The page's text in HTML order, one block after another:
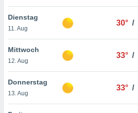
Inhalte
finden
. Sie
jederzeit
Sie
Dienstag
11. Aug
30° /
Mittwoch
12. Aug
33° /
Donnerstag
13. Aug
33° /